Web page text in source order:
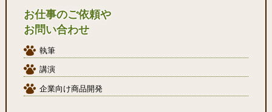
お仕事のご依頼や
お問い合わせ
執筆
講演
企業向け商品開発